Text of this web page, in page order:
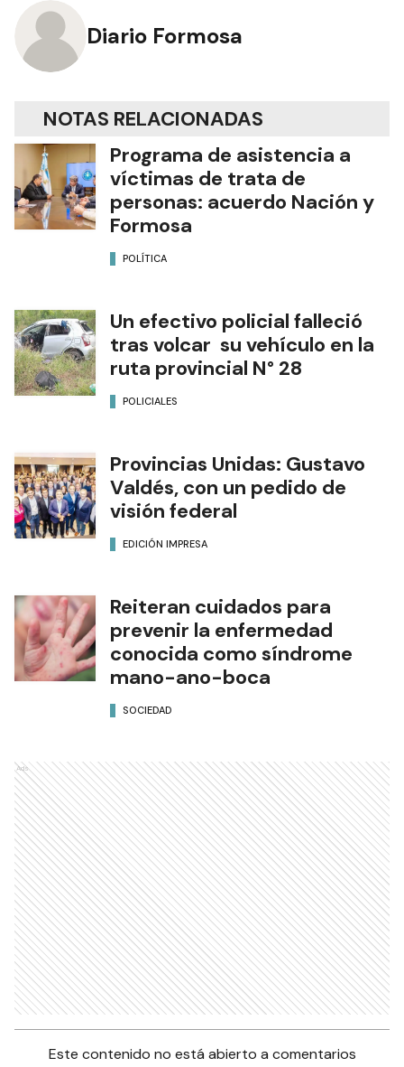
Diario Formosa
NOTAS RELACIONADAS
Programa de asistencia a
víctimas de trata de
personas: acuerdo Nación y
Formosa
POLÍTICA
Un efectivo policial falleció
tras volcar su vehículo en la
ruta provincial N° 28
POLICIALES
Provincias Unidas: Gustavo
Valdés, con un pedido de
visión federal
EDICIÓN IMPRESA
Reiteran cuidados para
prevenir la enfermedad
conocida como síndrome
mano-ano-boca
SOCIEDAD
Ads
Este contenido no está abierto a comentarios